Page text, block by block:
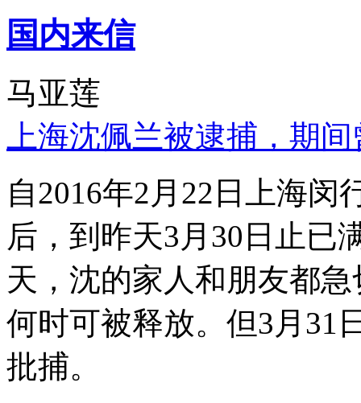
国内来信
马亚莲
上海沈佩兰被逮捕，期
自2016年2月22日上海
后，到昨天3月30日止已
天，沈的家人和朋友都
何时可被释放。但3月31
批捕。